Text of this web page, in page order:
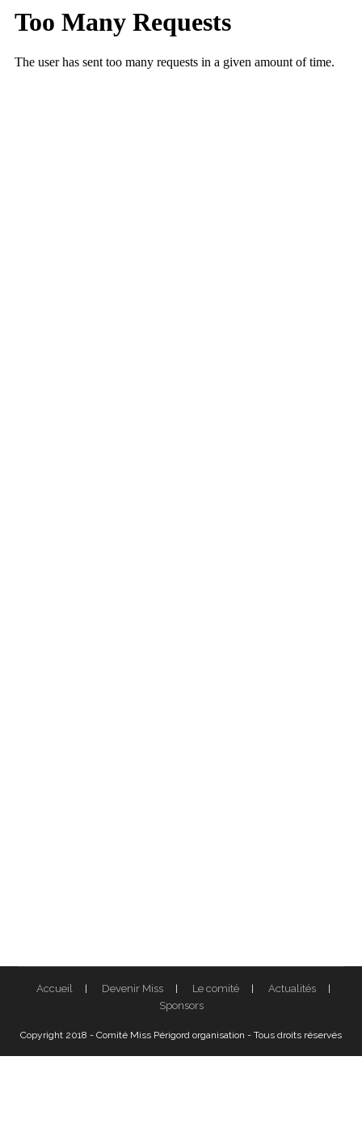
Accueil Devenir Miss Le comité
Actualités
Sponsors
Copyright 2018 - Comité Miss Périgord organisation - Tous droits réservés